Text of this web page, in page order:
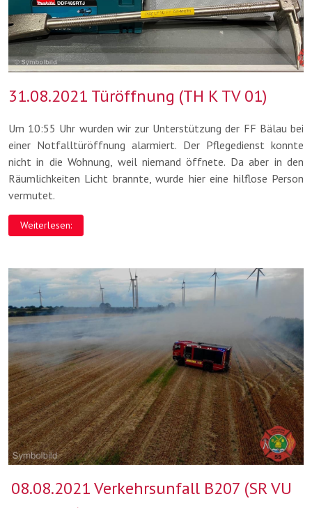
31.08.2021 Türöffnung (TH K TV 01)
Um 10:55 Uhr wurden wir zur Unterstützung der FF Bälau bei
einer Notfalltüröffnung alarmiert. Der Pflegedienst konnte
nicht in die Wohnung, weil niemand öffnete. Da aber in den
Räumlichkeiten Licht brannte, wurde hier eine hilflose Person
vermutet.
Weiterlesen:
08.08.2021 Verkehrsunfall B207 (SR VU